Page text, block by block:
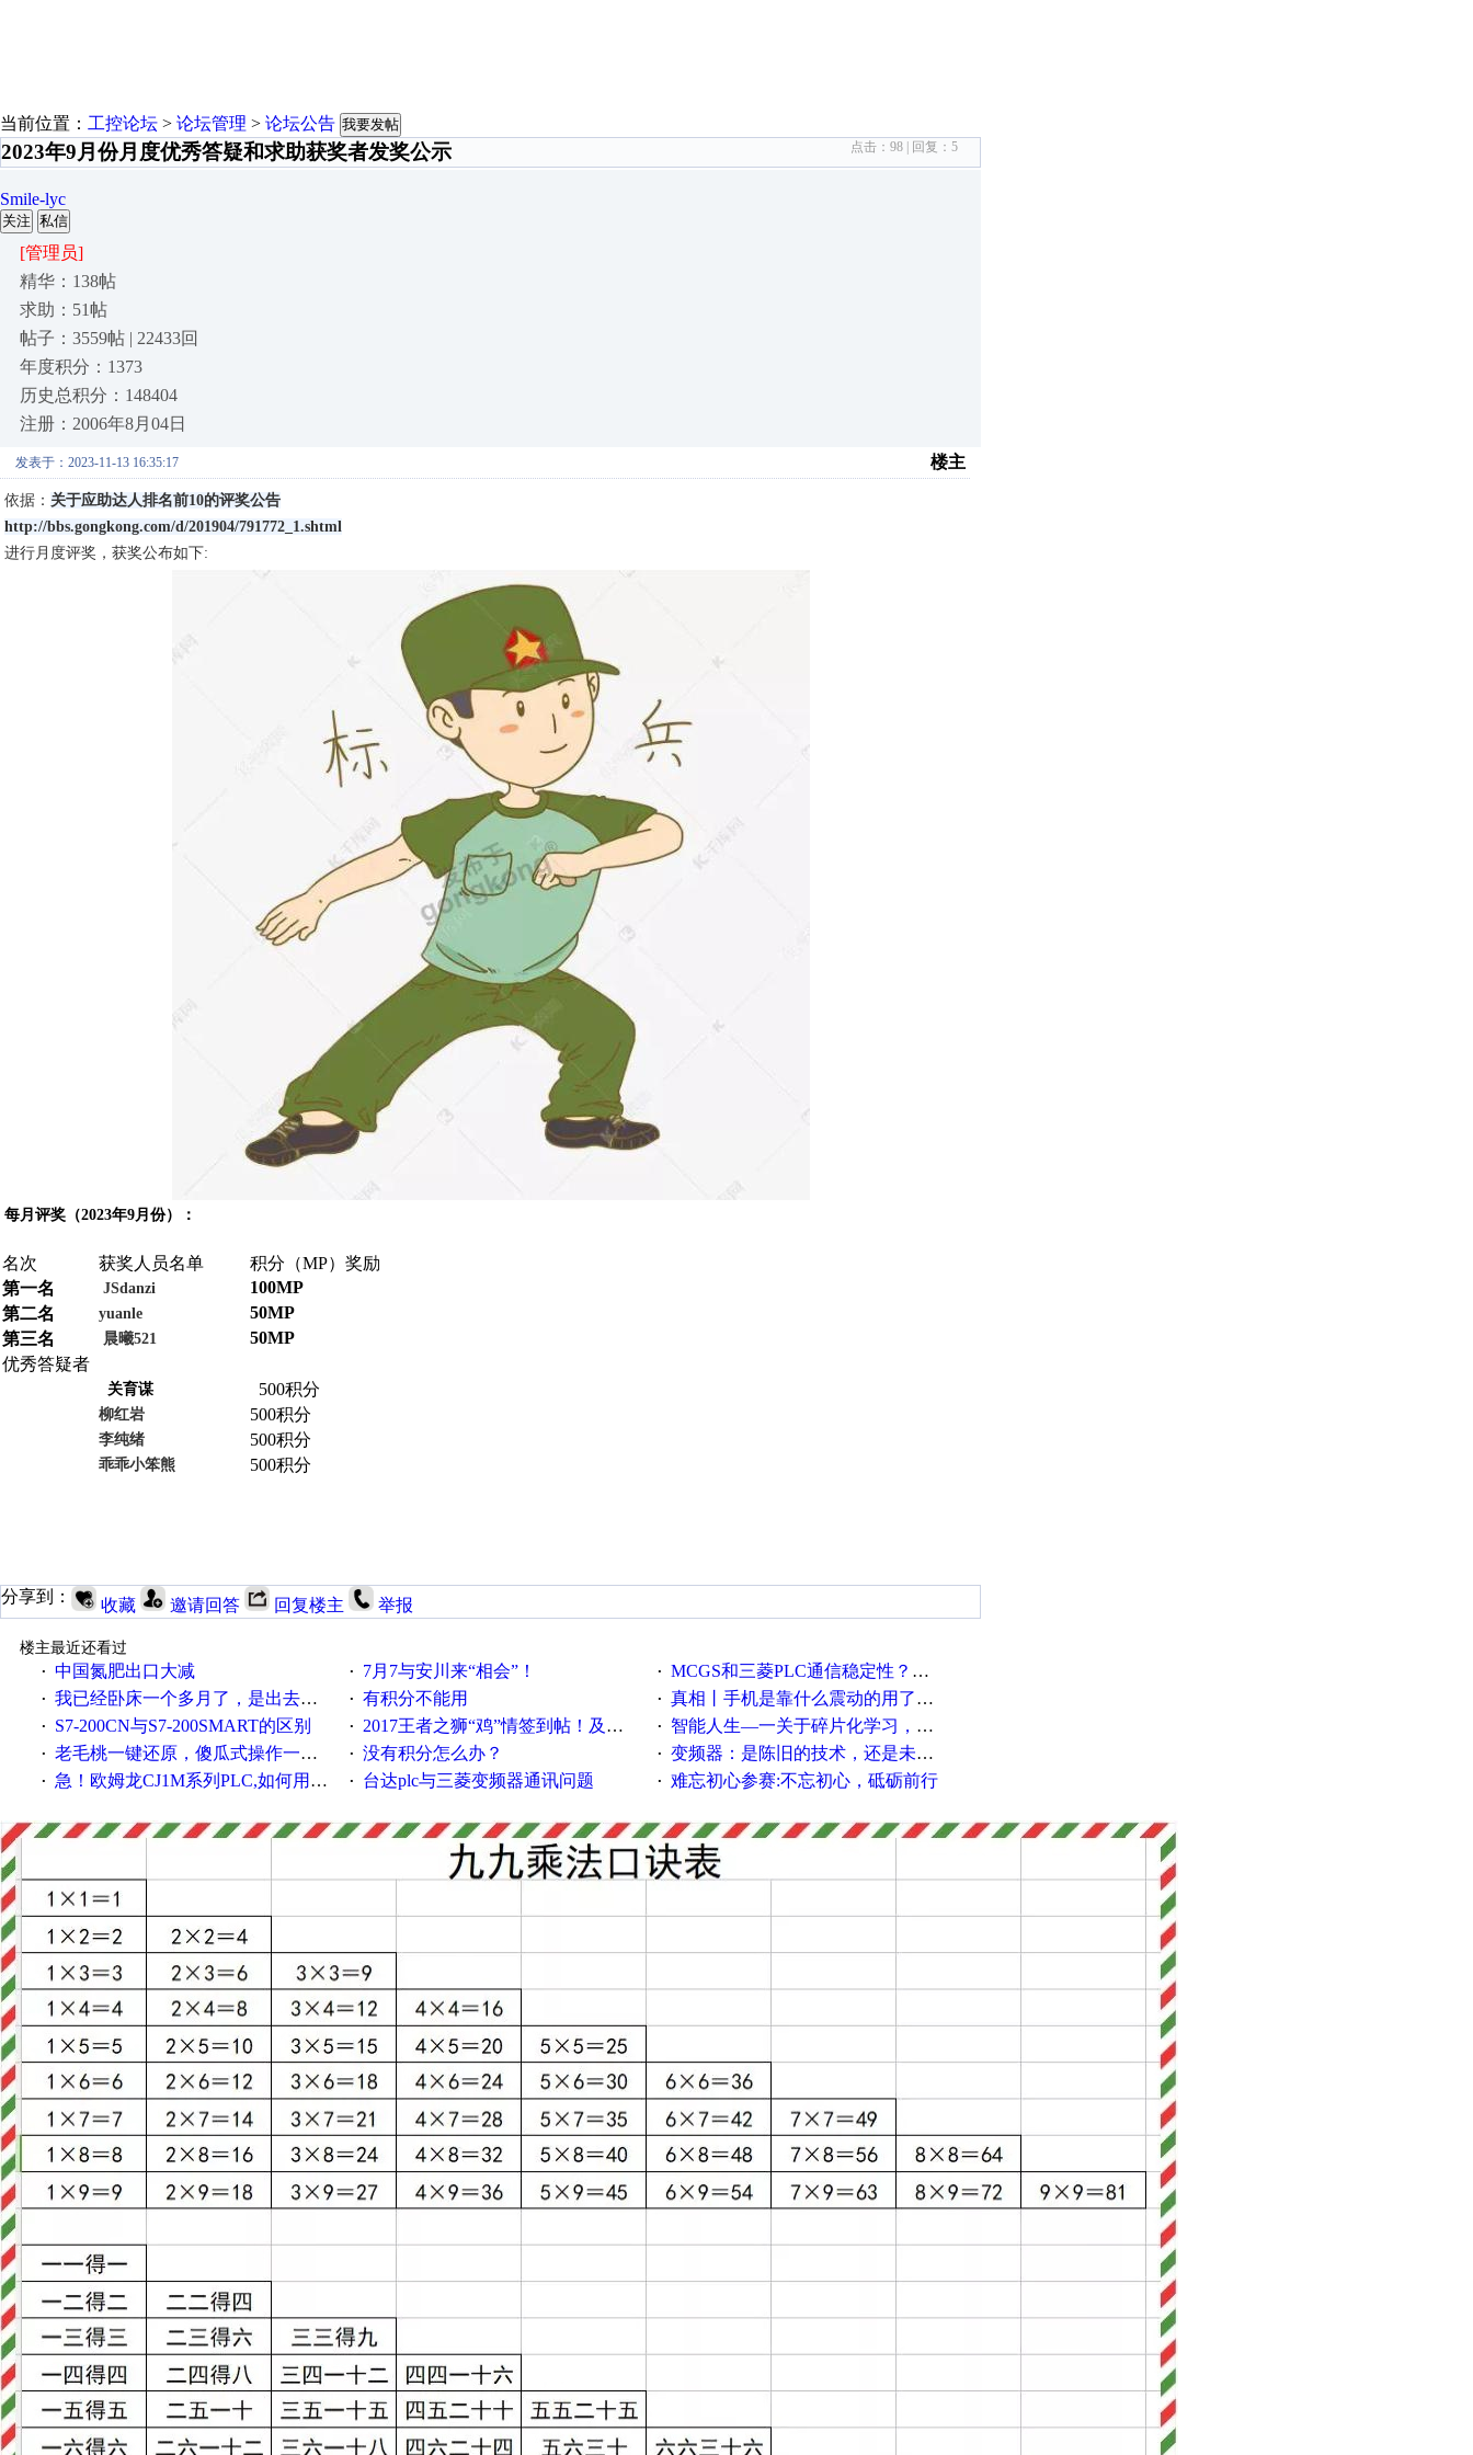
当前位置： 工控论坛 > 论坛管理 > 论坛公告 我要发帖
2023年9月份月度优秀答疑和求助获奖者发奖公示 点击： 98 | 回复： 5
Smile-lyc
关注 私信
[管理员]
精华：138帖
求助：51帖
帖子：3559帖 | 22433回
年度积分：1373
历史总积分：148404
注册：2006年8月04日
发表于：2023-11-13 16:35:17 楼主
依据： 关于应助达人排名前10的评奖公告
http://bbs.gongkong.com/d/201904/791772_1.shtml
进行月度评奖，获奖公布如下:
每月评奖（2023年9月份）：
名次 获奖人员名单
积分（MP）奖励
第一名
JSdanzi
100MP
第二名
yuanle
50MP
第三名
晨曦521
50MP
优秀答疑者
关育谋 500积分
柳红岩 500积分
李纯绪 500积分
乖乖小笨熊 500积分
分享到： 收藏 邀请回答 回复楼主 举报
楼主最近还看过
· 中国氮肥出口大减 · 7月7与安川来“相会”！ · MCGS和三菱PLC通信稳定性？？？
· 我已经卧床一个多月了，是出去安装机械手在高速遭遇车祸所致:大家工作都要特别注意啊 · 有积分不能用 · 真相丨手机是靠什么震动的用了这么多年才知道！
· S7-200CN与S7-200SMART的区别 · 2017王者之狮“鸡”情签到帖！及时更新在线研讨会预告 · 智能人生—一关于碎片化学习，看这一篇就够了！
· 老毛桃一键还原，傻瓜式操作一键轻松备份还原；程序为向导式安装，一键即可实现自动备份或还原系统。 · 没有积分怎么办？ · 变频器：是陈旧的技术，还是未来的幕后英雄？
· 急！欧姆龙CJ1M系列PLC,如何用时间控制变频器。要求时间在组态王中可以自由输入！拜托各位大神了！ · 台达plc与三菱变频器通讯问题 · 难忘初心参赛:不忘初心，砥砺前行